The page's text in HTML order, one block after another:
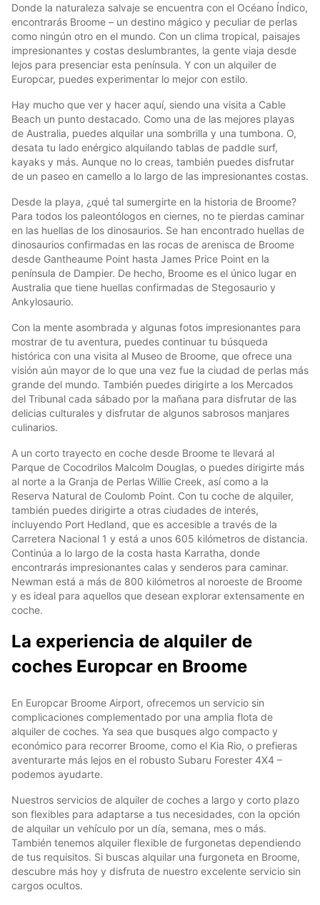
Donde la naturaleza salvaje se encuentra con el Océano Índico,
encontrarás Broome – un destino mágico y peculiar de perlas
como ningún otro en el mundo. Con un clima tropical, paisajes
impresionantes y costas deslumbrantes, la gente viaja desde
lejos para presenciar esta península. Y con un alquiler de
Europcar, puedes experimentar lo mejor con estilo.
Hay mucho que ver y hacer aquí, siendo una visita a Cable
Beach un punto destacado. Como una de las mejores playas
de Australia, puedes alquilar una sombrilla y una tumbona. O,
desata tu lado enérgico alquilando tablas de paddle surf,
kayaks y más. Aunque no lo creas, también puedes disfrutar
de un paseo en camello a lo largo de las impresionantes costas.
Desde la playa, ¿qué tal sumergirte en la historia de Broome?
Para todos los paleontólogos en ciernes, no te pierdas caminar
en las huellas de los dinosaurios. Se han encontrado huellas de
dinosaurios confirmadas en las rocas de arenisca de Broome
desde Gantheaume Point hasta James Price Point en la
península de Dampier. De hecho, Broome es el único lugar en
Australia que tiene huellas confirmadas de Stegosaurio y
Ankylosaurio.
Con la mente asombrada y algunas fotos impresionantes para
mostrar de tu aventura, puedes continuar tu búsqueda
histórica con una visita al Museo de Broome, que ofrece una
visión aún mayor de lo que una vez fue la ciudad de perlas más
grande del mundo. También puedes dirigirte a los Mercados
del Tribunal cada sábado por la mañana para disfrutar de las
delicias culturales y disfrutar de algunos sabrosos manjares
culinarios.
A un corto trayecto en coche desde Broome te llevará al
Parque de Cocodrilos Malcolm Douglas, o puedes dirigirte más
al norte a la Granja de Perlas Willie Creek, así como a la
Reserva Natural de Coulomb Point. Con tu coche de alquiler,
también puedes dirigirte a otras ciudades de interés,
incluyendo Port Hedland, que es accesible a través de la
Carretera Nacional 1 y está a unos 605 kilómetros de distancia.
Continúa a lo largo de la costa hasta Karratha, donde
encontrarás impresionantes calas y senderos para caminar.
Newman está a más de 800 kilómetros al noroeste de Broome
y es ideal para aquellos que desean explorar extensamente en
coche.
La experiencia de alquiler de
coches Europcar en Broome
En Europcar Broome Airport, ofrecemos un servicio sin
complicaciones complementado por una amplia flota de
alquiler de coches. Ya sea que busques algo compacto y
económico para recorrer Broome, como el Kia Rio, o prefieras
aventurarte más lejos en el robusto Subaru Forester 4X4 –
podemos ayudarte.
Nuestros servicios de alquiler de coches a largo y corto plazo
son flexibles para adaptarse a tus necesidades, con la opción
de alquilar un vehículo por un día, semana, mes o más.
También tenemos alquiler flexible de furgonetas dependiendo
de tus requisitos. Si buscas alquilar una furgoneta en Broome,
descubre más hoy y disfruta de nuestro excelente servicio sin
cargos ocultos.